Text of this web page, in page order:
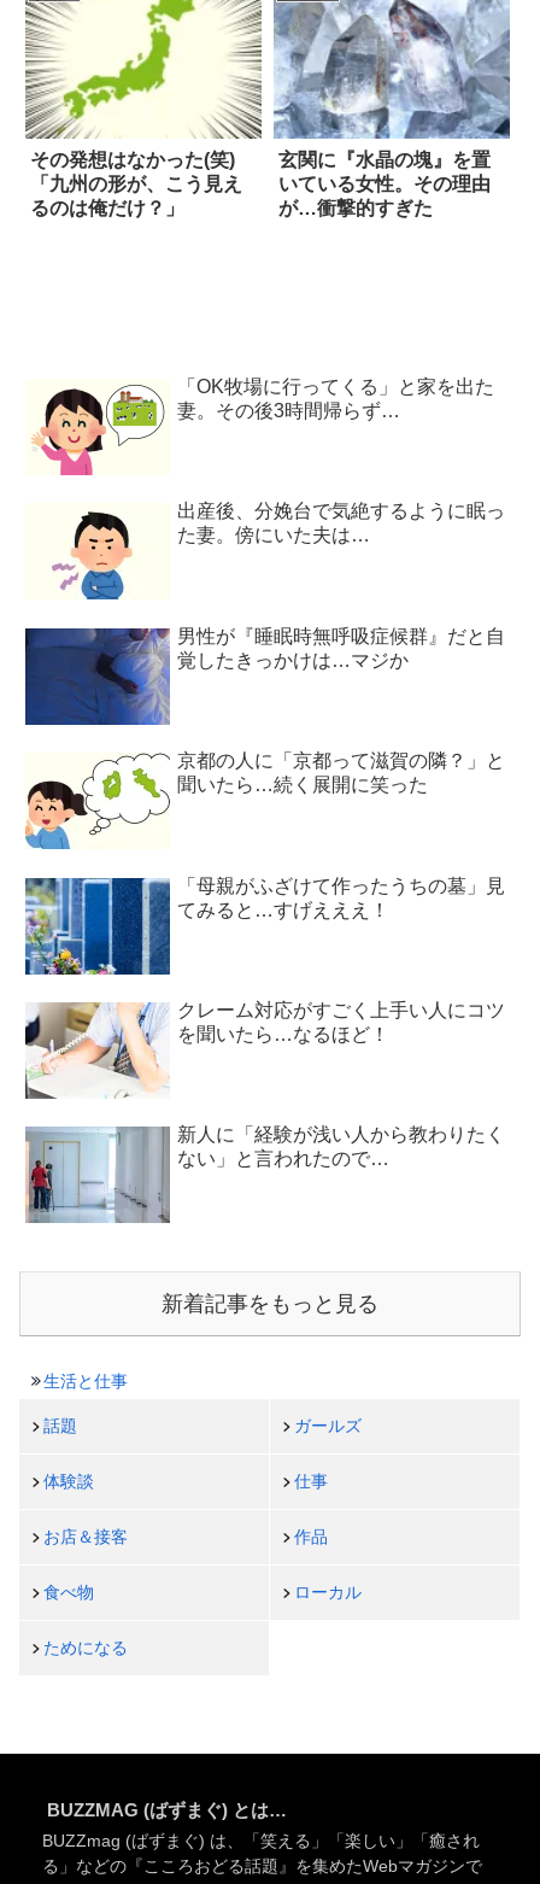
その発想はなかった(笑)
「九州の形が、こう見え
るのは俺だけ？」
玄関に『水晶の塊』を置
いている女性。その理由
が…衝撃的すぎた
「OK牧場に行ってくる」と家を出た
妻。その後3時間帰らず…
出産後、分娩台で気絶するように眠っ
た妻。傍にいた夫は…
男性が『睡眠時無呼吸症候群』だと自
覚したきっかけは…マジか
京都の人に「京都って滋賀の隣？」と
聞いたら…続く展開に笑った
「母親がふざけて作ったうちの墓」見
てみると…すげえええ！
クレーム対応がすごく上手い人にコツ
を聞いたら…なるほど！
新人に「経験が浅い人から教わりたく
ない」と言われたので…
新着記事をもっと見る
生活と仕事
話題 ガールズ
体験談 仕事
お店＆接客 作品
食べ物 ローカル
ためになる
BUZZMAG (ばずまぐ) とは…
BUZZmag (ばずまぐ) は、「笑える」「楽しい」「癒され
る」などの『こころおどる話題』を集めたWebマガジンで